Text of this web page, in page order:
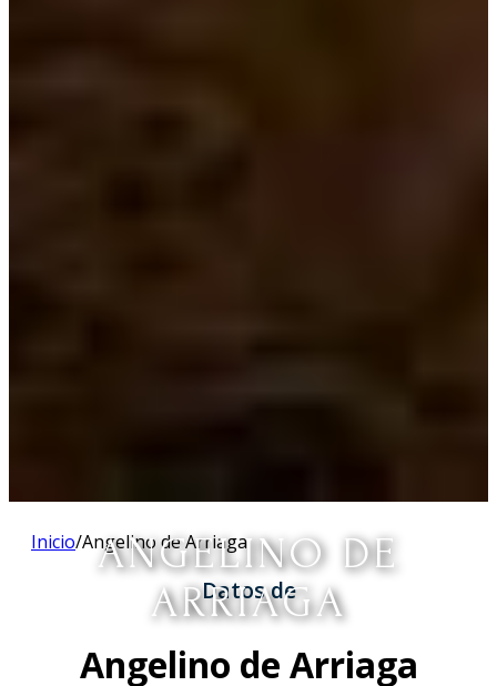
ANGELINO DE
ARRIAGA
Inicio/Angelino de Arriaga
Datos de
Angelino de Arriaga